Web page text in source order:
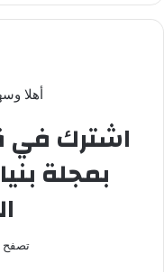
أهلا
اشترك في
بمجلة
تصفح